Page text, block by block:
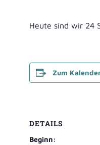
Heute sind wir 24
Zum
DETAILS
Beginn: